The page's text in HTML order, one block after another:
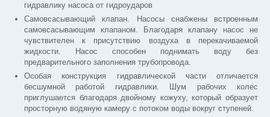
гидравлику насоса от гидроударов
Самовсасывающий клапан. Насосы снабжены встроенным
самовсасывающим клапаном. Благодаря клапану насос не
чувствителен к присутствию воздуха в перекачиваемой
жидкости. Насос способен поднимать воду без
предварительного заполнения трубопровода.
Особая конструкция гидравлической части отличается
бесшумной работой гидравлики. Шум рабочих колес
приглушается благодаря двойному кожуху, который образует
просторную водяную камеру с потоком воды вокруг ступеней.